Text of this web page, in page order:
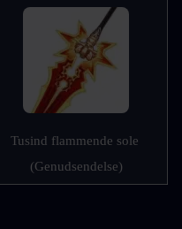
Tusind flammende sole
(Genudsendelse)